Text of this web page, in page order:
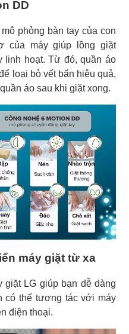
DD
phỏng bàn tay của con
của máy giúp lồng giặt
linh hoạt. Từ đó, quần áo
loại bỏ vết bẩn hiệu quả,
áo sau khi giặt xong.
máy giặt từ xa
LG giúp bạn dễ dàng
có thể tương tác với máy
điện thoại.